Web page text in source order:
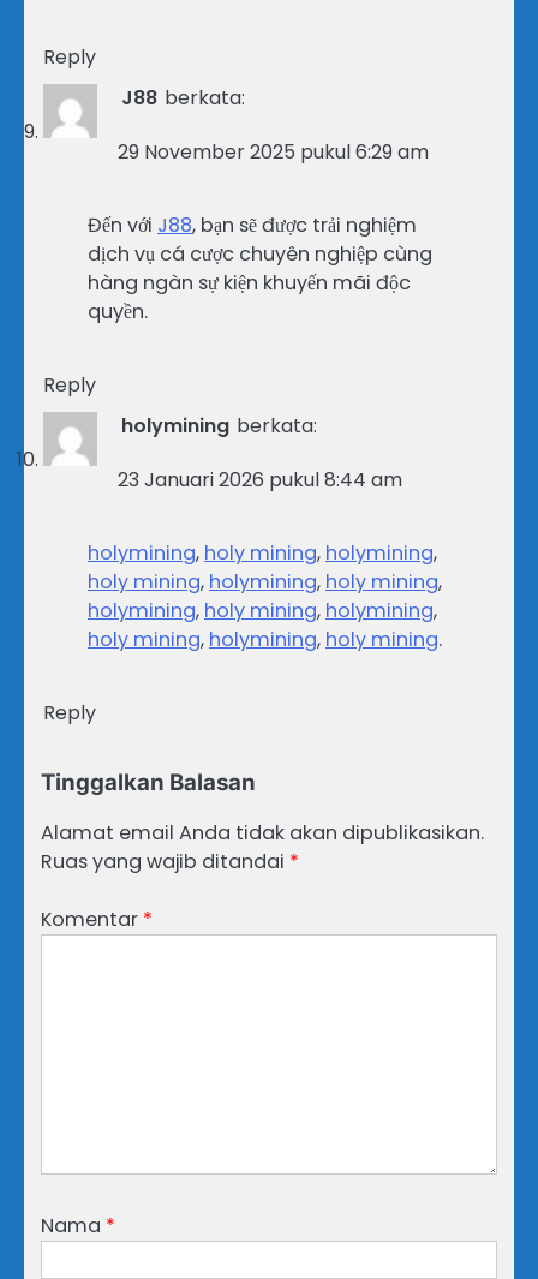
Reply
J88 berkata:
29 November 2025 pukul 6:29 am
Đến với J88, bạn sẽ được trải nghiệm
dịch vụ cá cược chuyên nghiệp cùng
hàng ngàn sự kiện khuyến mãi độc
quyền.
Reply
holymining berkata:
23 Januari 2026 pukul 8:44 am
holymining, holy mining, holymining,
holy mining, holymining, holy mining,
holymining, holy mining, holymining,
holy mining, holymining, holy mining.
Reply
Tinggalkan Balasan
Alamat email Anda tidak akan dipublikasikan.
Ruas yang wajib ditandai *
Komentar *
Nama *